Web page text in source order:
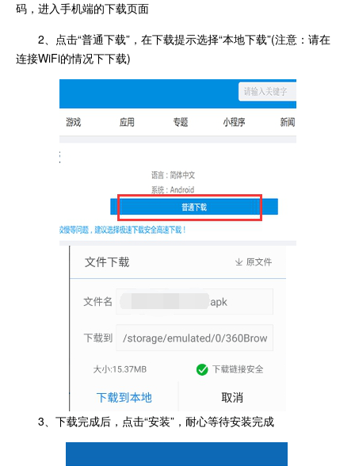
码，进入手机端的下载页面
2、点击“普通下载”，在下载提示选择“本地下载”(注意：请在
连接WiFi的情况下下载)
3、下载完成后，点击“安装”，耐心等待安装完成